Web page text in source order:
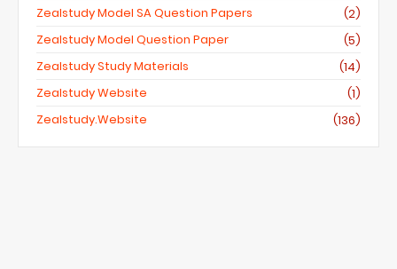
Zealstudy Model SA Question Papers
(2)
Zealstudy Model Question Paper
(5)
Zealstudy Study Materials
(14)
Zealstudy Website
(1)
Zealstudy.website
(136)